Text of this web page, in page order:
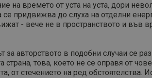
на времето от уста на уста, дори
придвижва до слуха на отделни
- вече не в пространството и във
за авторството в подобни случаи се
страна, това, което не се оправя от
от стечението на ред обстоятелства.